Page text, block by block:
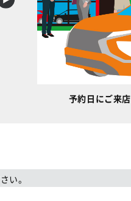
予約日にご来店
い。